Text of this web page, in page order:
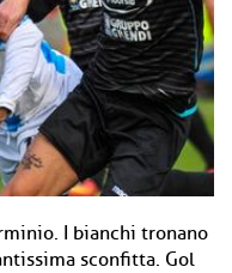
I bianchi tronano
sconfitta. Gol